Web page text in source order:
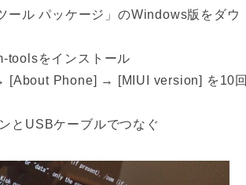
ル パッケージ」のWindows版をダウ
をインストール
Phone] → [MIUI version] を10回
とUSBケーブルでつなぐ